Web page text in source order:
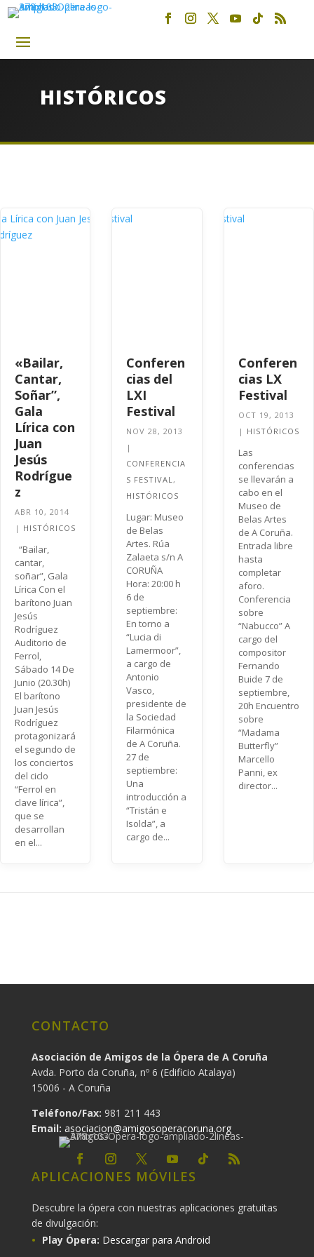
HISTÓRICOS
«Bailar,
Cantar,
Soñar”,
Gala
Lírica con
Juan
Jesús
Rodrígue
z
ABR 10, 2014
| HISTÓRICOS
“Bailar,
cantar,
soñar”, Gala
Lírica Con el
barítono Juan
Jesús
Rodríguez
Auditorio de
Ferrol,
Sábado 14 De
Junio (20.30h)
El barítono
Juan Jesús
Rodríguez
protagonizará
el segundo de
los conciertos
del ciclo
“Ferrol en
clave lírica”,
que se
desarrollan
en el...
Conferen
cias del
LXI
Festival
NOV 28, 2013
|
CONFERENCIA
S FESTIVAL,
HISTÓRICOS
Lugar: Museo
de Belas
Artes. Rúa
Zalaeta s/n A
CORUÑA
Hora: 20:00 h
6 de
septiembre:
En torno a
“Lucia di
Lamermoor”,
a cargo de
Antonio
Vasco,
presidente de
la Sociedad
Filarmónica
de A Coruña.
27 de
septiembre:
Una
introducción a
“Tristán e
Isolda”, a
cargo de...
Conferen
cias LX
Festival
OCT 19, 2013
| HISTÓRICOS
Las
conferencias
se llevarán a
cabo en el
Museo de
Belas Artes
de A Coruña.
Entrada libre
hasta
completar
aforo.
Conferencia
sobre
“Nabucco” A
cargo del
compositor
Fernando
Buide 7 de
septiembre,
20h Encuentro
sobre
“Madama
Butterfly”
Marcello
Panni, ex
director...
CONTACTO
Asociación de Amigos de la Ópera de A Coruña
Avda. Porto da Coruña, nº 6 (Edificio Atalaya)
15006 - A Coruña
Teléfono/Fax: 981 211 443
Email: asociacion@amigosoperacoruna.org
APLICACIONES MÓVILES
Descubre la ópera con nuestras aplicaciones gratuitas
de divulgación:
Play Ópera: Descargar para Android